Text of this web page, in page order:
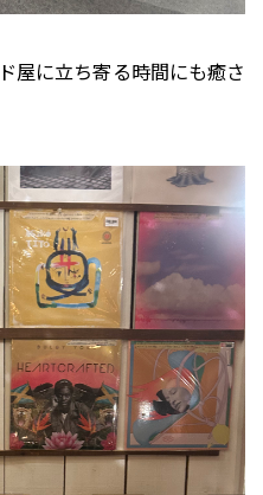
屋に立ち寄る時間にも癒さ